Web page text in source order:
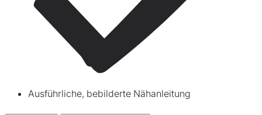
Ausführliche, bebilderte Nähanleitung